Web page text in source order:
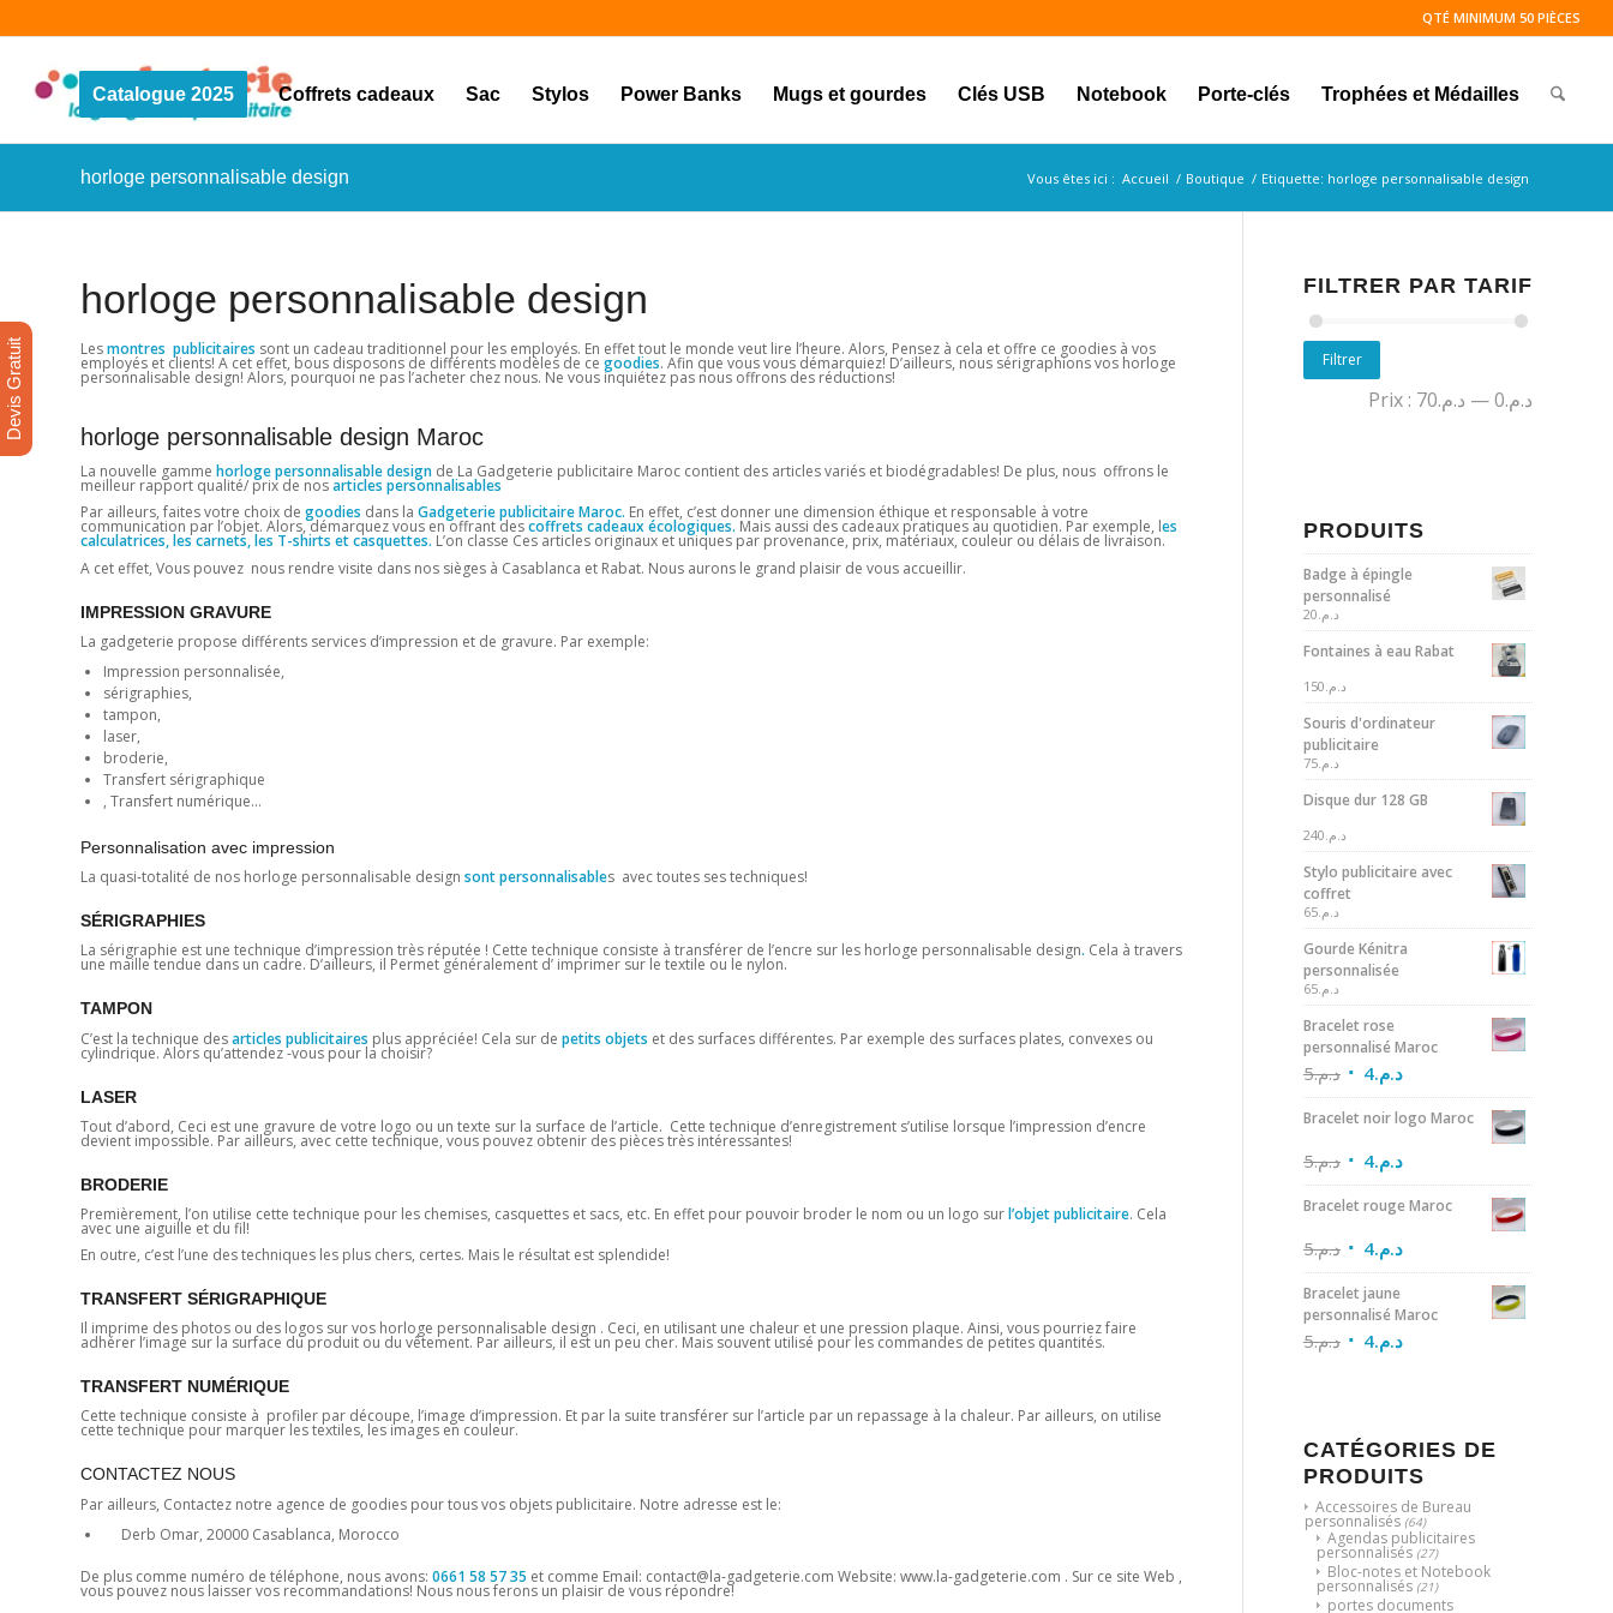
QTÉ MINIMUM 50 PIÈCES
Catalogue 2025 Coffrets cadeaux Sac Stylos Power Banks Mugs et gourdes Clés USB Notebook Porte-clés Trophées et Médailles
horloge personnalisable design Vous êtes ici : Accueil / Boutique / Etiquette: horloge personnalisable design
horloge personnalisable design
Lesmontres publicitaires sont un cadeau traditionnel pour les employés. En effet tout le monde veut lire l’heure. Alors, Pensez à cela et offre ce goodies à vos
employés et clients! A cet effet, bous disposons de différents modèles de ce goodies. Afin que vous vous démarquiez! D’ailleurs, nous sérigraphions vos horloge
personnalisable design! Alors, pourquoi ne pas l’acheter chez nous. Ne vous inquiétez pas nous offrons des réductions!
horloge personnalisable design Maroc
La nouvelle gamme horloge personnalisable design de La Gadgeterie publicitaire Maroc contient des articles variés et biodégradables! De plus, nous offrons le
meilleur rapport qualité/ prix de nosarticles personnalisables
Par ailleurs, faites votre choix de goodies dans la Gadgeterie publicitaire Maroc. En effet, c’est donner une dimension éthique et responsable à votre
communication par l’objet. Alors, démarquez vous en offrant descoffrets cadeaux écologiques. Mais aussi des cadeaux pratiques au quotidien. Par exemple, les
calculatrices, les carnets, les T-shirts et casquettes. L’on classe Ces articles originaux et uniques par provenance, prix, matériaux, couleur ou délais de livraison.
A cet effet, Vous pouvez nous rendre visite dans nos sièges à Casablanca et Rabat. Nous aurons le grand plaisir de vous accueillir.
IMPRESSION GRAVURE
La gadgeterie propose différents services d’impression et de gravure. Par exemple:
Impression personnalisée,
sérigraphies,
tampon,
laser,
broderie,
Transfert sérigraphique
, Transfert numérique…
Personnalisation avec impression
La quasi-totalité de nos horloge personnalisable design sont personnalisables avec toutes ses techniques!
SÉRIGRAPHIES
La sérigraphie est une technique d’impression très réputée ! Cette technique consiste à transférer de l’encre sur les horloge personnalisable design. Cela à travers
une maille tendue dans un cadre. D’ailleurs, il Permet généralement d’ imprimer sur le textile ou le nylon.
TAMPON
C’est la technique desarticles publicitaires plus appréciée! Cela sur de petits objets et des surfaces différentes. Par exemple des surfaces plates, convexes ou
cylindrique. Alors qu’attendez -vous pour la choisir?
LASER
Tout d’abord, Ceci est une gravure de votre logo ou un texte sur la surface de l’article. Cette technique d’enregistrement s’utilise lorsque l’impression d’encre
devient impossible. Par ailleurs, avec cette technique, vous pouvez obtenir des pièces très intéressantes!
BRODERIE
Premièrement, l’on utilise cette technique pour les chemises, casquettes et sacs, etc. En effet pour pouvoir broder le nom ou un logo surl’objet publicitaire. Cela
avec une aiguille et du fil!
En outre, c’est l’une des techniques les plus chers, certes. Mais le résultat est splendide!
TRANSFERT SÉRIGRAPHIQUE
Il imprime des photos ou des logos sur vos horloge personnalisable design . Ceci, en utilisant une chaleur et une pression plaque. Ainsi, vous pourriez faire
adhérer l’image sur la surface du produit ou du vêtement. Par ailleurs, il est un peu cher. Mais souvent utilisé pour les commandes de petites quantités.
TRANSFERT NUMÉRIQUE
Cette technique consiste à profiler par découpe, l’image d’impression. Et par la suite transférer sur l’article par un repassage à la chaleur. Par ailleurs, on utilise
cette technique pour marquer les textiles, les images en couleur.
CONTACTEZ NOUS
Par ailleurs, Contactez notre agence de goodies pour tous vos objets publicitaire. Notre adresse est le:
Derb Omar, 20000 Casablanca, Morocco
De plus comme numéro de téléphone, nous avons: 0661 58 57 35 et comme Email: contact@la-gadgeterie.com Website: www.la-gadgeterie.com . Sur ce site Web ,
vous pouvez nous laisser vos recommandations! Nous nous ferons un plaisir de vous répondre!
FILTRER PAR TARIF
Filtrer
Prix : د.م.0 — د.م.70
PRODUITS
Badge à épingle
personnalisé
د.م. 20
Fontaines à eau Rabat
د.م. 150
Souris d'ordinateur
publicitaire
د.م. 75
Disque dur 128 GB
د.م. 240
Stylo publicitaire avec
coffret
د.م. 65
Gourde Kénitra
personnalisée
د.م. 65
Bracelet rose
personnalisé Maroc
د.م.5 د.م.4
Bracelet noir logo Maroc
د.م.5 د.م.4
Bracelet rouge Maroc
د.م.5 د.م.4
Bracelet jaune
personnalisé Maroc
د.م.5 د.م.4
CATÉGORIES DE
PRODUITS
Accessoires de Bureau
personnalisés (64)
Agendas publicitaires
personnalisés (27)
Bloc-notes et Notebook
personnalisés (21)
portes documents
Devis Gratuit